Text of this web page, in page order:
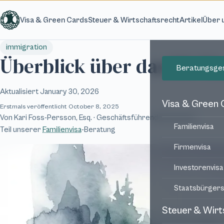
Visa & Green CardsSteuer & WirtschaftsrechtArtikel Über
Visa & Green
Familienvisa
Firmenvisa
Investorenvisa
Steuer &
immigration
Überblick über das US-
AktualisiertJanuary 30, 2026
Erstmals veröffentlicht October 8, 2025
Von Kari Foss-Persson, Esq. · Geschäftsführende Partnerin
Teil unserer Familienvisa-Beratung